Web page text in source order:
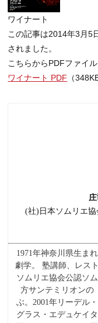
ワイナート
この記事は2014年3月5
されました。
こちらからPDFファイ
ワイナート PDF （
(社)日本ソムリエ
1971年神奈川県生ま
劇学。 塾講師、レス
ソムリエ協会公認ソ
方サンテミリオンの
ぶ。2001年リーデル
グラス・エデュケイ